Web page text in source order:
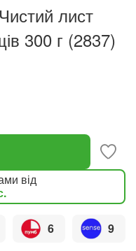
лист
300 г (2837)
від
6 9